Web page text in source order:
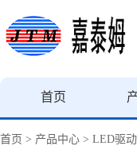
首页
首页 > 产品中心 > LED驱